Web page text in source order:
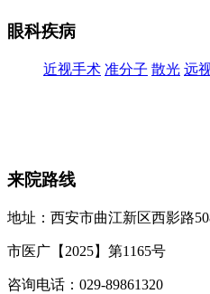
眼科疾病
近视手术 准分子 散光 远
来院路线
地址：西安市曲江新区西影路
市医广【2025】第1165号
咨询电话：029-89861320